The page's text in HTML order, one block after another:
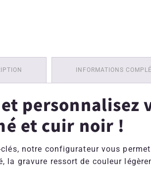
INFORMATIONS
et
et cuir noir !
notre configurateur vous
la gravure ressort de couleur